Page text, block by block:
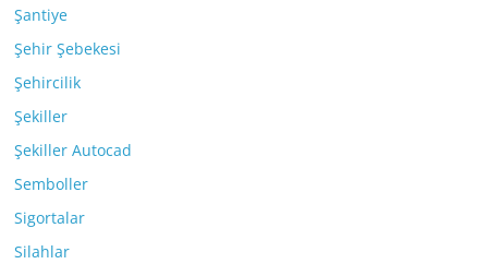
Şantiye
Şehir Şebekesi
Şehircilik
Şekiller
Şekiller Autocad
Semboller
Sigortalar
Silahlar